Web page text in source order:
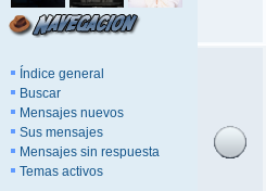
Índice general
Buscar
Mensajes nuevos
Sus mensajes
Mensajes sin respuesta
Temas activos